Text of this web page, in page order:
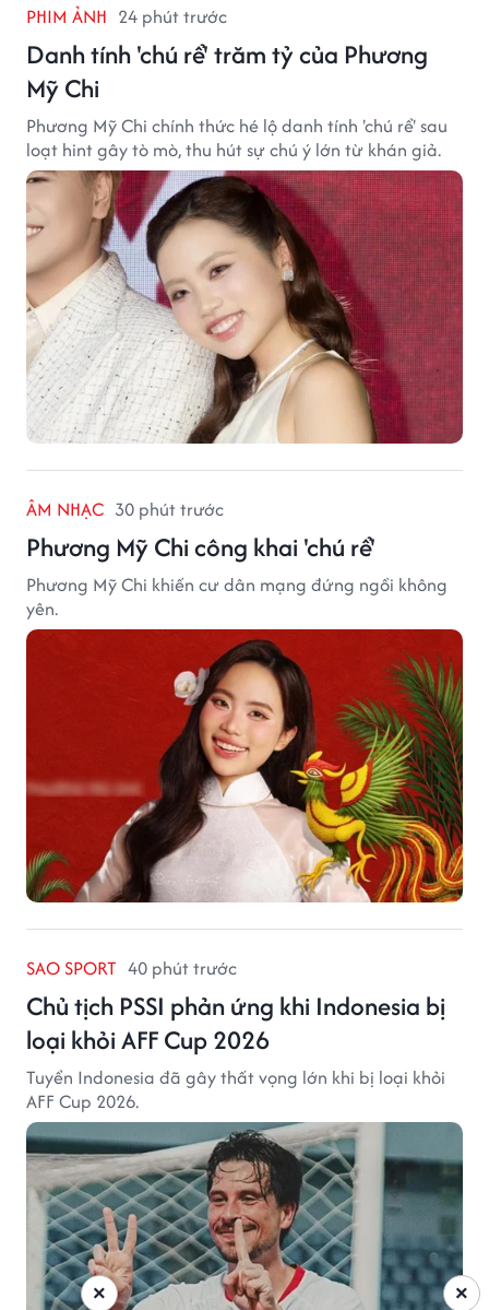
PHIM ẢNH 24 phút trước
Danh tính 'chú rể' trăm tỷ của Phương
Mỹ Chi
Phương Mỹ Chi chính thức hé lộ danh tính 'chú rể' sau
loạt hint gây tò mò, thu hút sự chú ý lớn từ khán giả.
ÂM NHẠC 30 phút trước
Phương Mỹ Chi công khai 'chú rể'
Phương Mỹ Chi khiến cư dân mạng đứng ngồi không
yên.
SAO SPORT 40 phút trước
Chủ tịch PSSI phản ứng khi Indonesia bị
loại khỏi AFF Cup 2026
Tuyển Indonesia đã gây thất vọng lớn khi bị loại khỏi
AFF Cup 2026.
×
×